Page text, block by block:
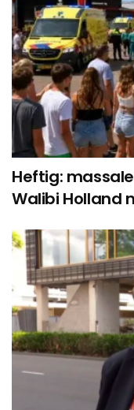
Heftig:
Walibi Holland